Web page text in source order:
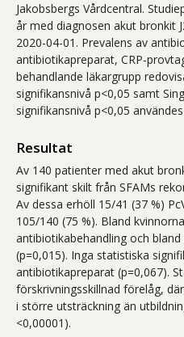
Jakobsbergs Vårdcentral.
år med diagnosen akut bronkit
2020-04-01. Prevalens av
antibiotikapreparat, CRP-
behandlande läkargrupp
signifikansnivå p<0,05 samt
signifikansnivå p<0,05
Resultat
Av 140 patienter med akut
signifikant skilt från SFAMs
Av dessa erhöll 15/41 (37 %)
105/140 (75 %). Bland
antibiotikabehandling och
(p=0,015). Inga statistiska
antibiotikapreparat (p=0,067).
förskrivningsskillnad förelåg,
i större utsträckning än
<0,00001).